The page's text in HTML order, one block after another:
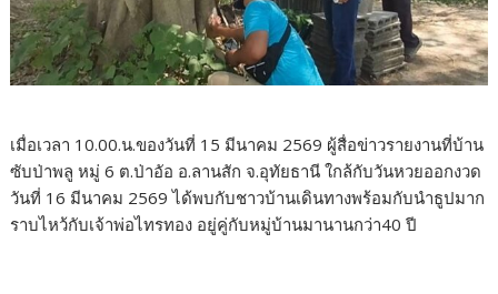
เมื่อเวลา 10.00.น.ของวันที่ 15 มีนาคม 2569 ผู้สื่อข่าวรายงานที่บ้าน
ซับป่าพลู หมู่ 6 ต.ป่าอัอ อ.ลานสัก จ.อุทัยธานี ใกล้กับวันหวยออกงวด
วันที่ 16 มีนาคม 2569 ได้พบกับชาวบ้านเดินทางพร้อมกับนำธูปมาก
ราบไหว้กับเจ้าพ่อไทรทอง อยู่คู่กับหมู่บ้านมานานกว่า40 ปี